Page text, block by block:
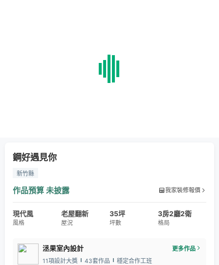
鋼好遇見你
新竹縣
作品預算 未披露 我家裝修報價
現代風
風格
老屋翻新
屋況
35坪
坪數
3房2廳2衛
格局
洆果室內設計
更多作品
11項設計大獎
43套作品 穩定合作工班